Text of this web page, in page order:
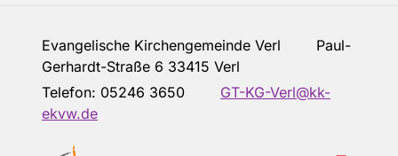
Evangelische Kirchengemeinde Verl Paul-
Gerhardt-Straße 6 33415 Verl
Telefon: 05246 3650
GT-KG-Verl@kk-
ekvw.de